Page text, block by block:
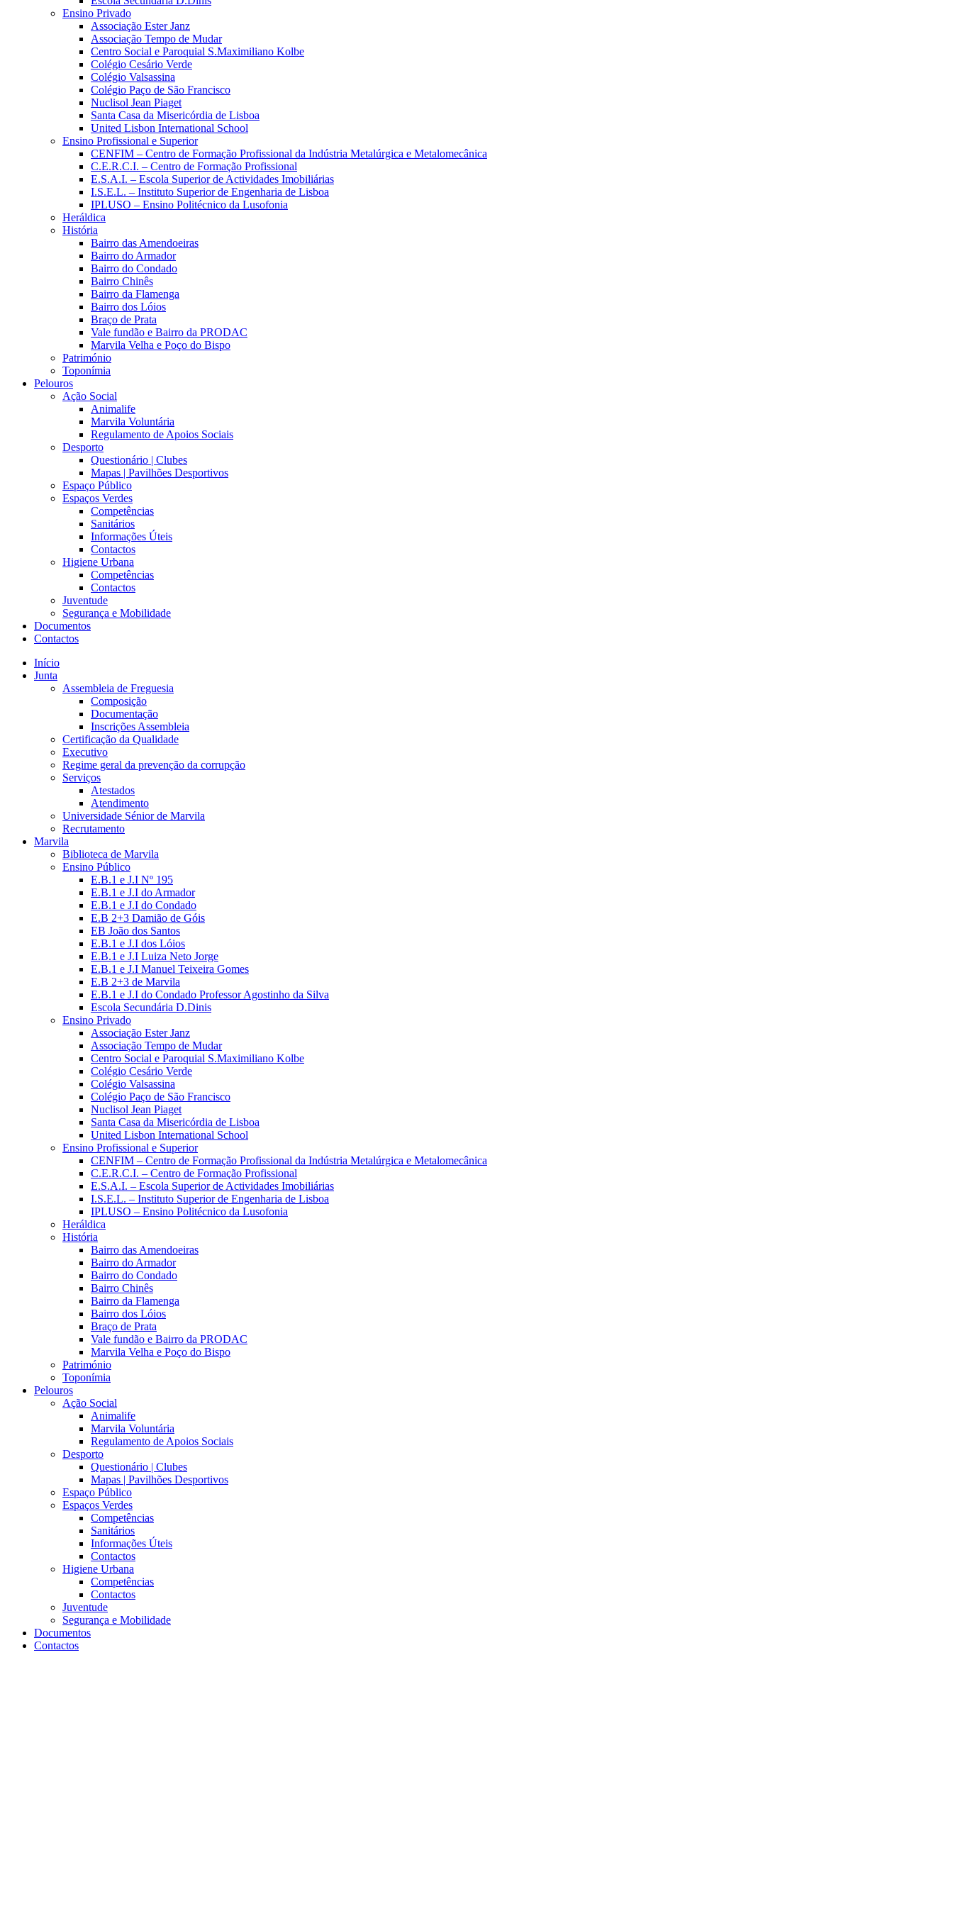
Ensino Privado
Associação Ester Janz
Associação Tempo de Mudar
Centro Social e Paroquial S.Maximiliano Kolbe
Colégio Cesário Verde
Colégio Valsassina
Colégio Paço de São Francisco
Nuclisol Jean Piaget
Santa Casa da Misericórdia de Lisboa
United Lisbon International School
Ensino Profissional e Superior
CENFIM – Centro de Formação Profissional da Indústria Metalúrgica e Metalomecânica
C.E.R.C.I. – Centro de Formação Profissional
E.S.A.I. – Escola Superior de Actividades Imobiliárias
I.S.E.L. – Instituto Superior de Engenharia de Lisboa
IPLUSO – Ensino Politécnico da Lusofonia
Heráldica
História
Bairro das Amendoeiras
Bairro do Armador
Bairro do Condado
Bairro Chinês
Bairro da Flamenga
Bairro dos Lóios
Braço de Prata
Vale fundão e Bairro da PRODAC
Marvila Velha e Poço do Bispo
Património
Toponímia
Pelouros
Ação Social
Animalife
Marvila Voluntária
Regulamento de Apoios Sociais
Desporto
Questionário | Clubes
Mapas | Pavilhões Desportivos
Espaço Público
Espaços Verdes
Competências
Sanitários
Informações Úteis
Contactos
Higiene Urbana
Competências
Contactos
Juventude
Segurança e Mobilidade
Documentos
Contactos
Início
Junta
Assembleia de Freguesia
Composição
Documentação
Inscrições Assembleia
Certificação da Qualidade
Executivo
Regime geral da prevenção da corrupção
Serviços
Atestados
Atendimento
Universidade Sénior de Marvila
Recrutamento
Marvila
Biblioteca de Marvila
Ensino Público
E.B.1 e J.I Nº 195
E.B.1 e J.I do Armador
E.B.1 e J.I do Condado
E.B 2+3 Damião de Góis
EB João dos Santos
E.B.1 e J.I dos Lóios
E.B.1 e J.I Luiza Neto Jorge
E.B.1 e J.I Manuel Teixeira Gomes
E.B 2+3 de Marvila
E.B.1 e J.I do Condado Professor Agostinho da Silva
Escola Secundária D.Dinis
Ensino Privado
Associação Ester Janz
Associação Tempo de Mudar
Centro Social e Paroquial S.Maximiliano Kolbe
Colégio Cesário Verde
Colégio Valsassina
Colégio Paço de São Francisco
Nuclisol Jean Piaget
Santa Casa da Misericórdia de Lisboa
United Lisbon International School
Ensino Profissional e Superior
CENFIM – Centro de Formação Profissional da Indústria Metalúrgica e Metalomecânica
C.E.R.C.I. – Centro de Formação Profissional
E.S.A.I. – Escola Superior de Actividades Imobiliárias
I.S.E.L. – Instituto Superior de Engenharia de Lisboa
IPLUSO – Ensino Politécnico da Lusofonia
Heráldica
História
Bairro das Amendoeiras
Bairro do Armador
Bairro do Condado
Bairro Chinês
Bairro da Flamenga
Bairro dos Lóios
Braço de Prata
Vale fundão e Bairro da PRODAC
Marvila Velha e Poço do Bispo
Património
Toponímia
Pelouros
Ação Social
Animalife
Marvila Voluntária
Regulamento de Apoios Sociais
Desporto
Questionário | Clubes
Mapas | Pavilhões Desportivos
Espaço Público
Espaços Verdes
Competências
Sanitários
Informações Úteis
Contactos
Higiene Urbana
Competências
Contactos
Juventude
Segurança e Mobilidade
Documentos
Contactos